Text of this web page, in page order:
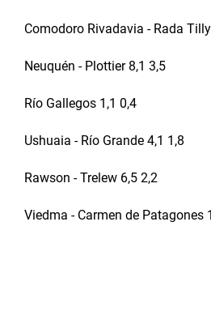
Comodoro Rivadavia - Rada
Neuquén - Plottier 8,1 3,5
Río Gallegos 1,1 0,4
Ushuaia - Río Grande 4,1 1,8
Rawson - Trelew 6,5 2,2
Viedma - Carmen de Patagones